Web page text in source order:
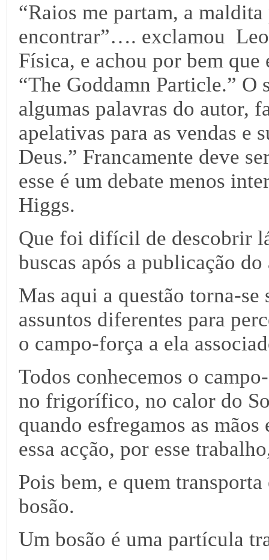
“Raios me partam, a
encontrar”…. exclamou
Física, e achou por bem
“The Goddamn Particle.”
algumas palavras do autor,
apelativas para as vendas e
Deus.” Francamente deve
esse é um debate menos
Higgs.
Que foi difícil de descobrir
buscas após a publicação
Mas aqui a questão torna-
assuntos diferentes para
o campo-força a ela
Todos conhecemos o
no frigorífico, no calor do
quando esfregamos as
essa acção, por esse
Pois bem, e quem
bosão.
Um bosão é uma partícula